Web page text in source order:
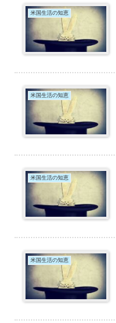
米国生活の知恵
米国生活の知恵
米国生活の知恵
米国生活の知恵